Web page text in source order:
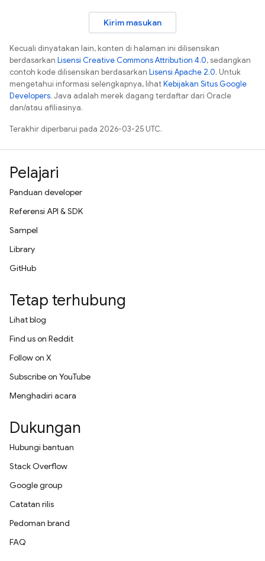
Kirim masukan
Kecuali dinyatakan lain, konten di halaman ini dilisensikan
berdasarkan Lisensi Creative Commons Attribution 4.0, sedangkan
contoh kode dilisensikan berdasarkan Lisensi Apache 2.0. Untuk
mengetahui informasi selengkapnya, lihatKebijakan Situs Google
Developers. Java adalah merek dagang terdaftar dari Oracle
dan/atau afiliasinya.
Terakhir diperbarui pada 2026-03-25 UTC.
Pelajari
Panduan developer
Referensi API & SDK
Sampel
Library
GitHub
Tetap terhubung
Lihat blog
Find us on Reddit
Follow on X
Subscribe on YouTube
Menghadiri acara
Dukungan
Hubungi bantuan
Stack Overflow
Google group
Catatan rilis
Pedoman brand
FAQ